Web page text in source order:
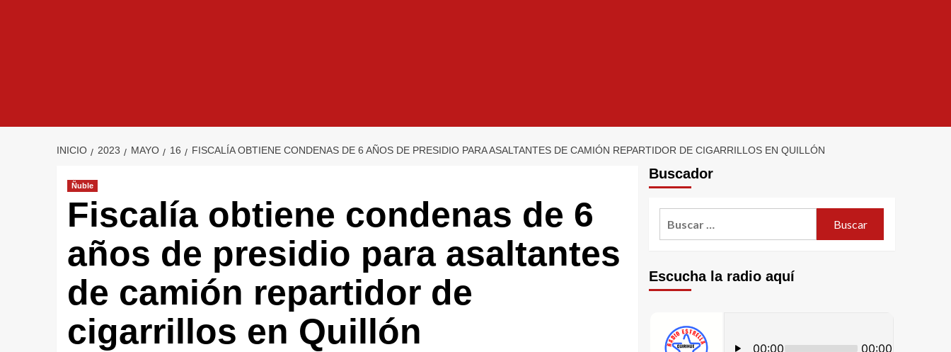
INICIO 2023 MAYO 16 FISCALÍA OBTIENE CONDENAS DE 6 AÑOS DE PRESIDIO PARA ASALTANTES DE CAMIÓN REPARTIDOR DE CIGARRILLOS EN QUILLÓN
Ñuble
Fiscalía obtiene condenas de 6
años de presidio para asaltantes
de camión repartidor de
cigarrillos en Quillón
Buscador
Escucha la radio aquí